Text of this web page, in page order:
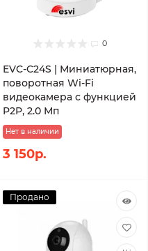
0
EVC-C24S | Миниатюрная,
поворотная Wi-Fi
видеокамера с функцией
P2P, 2.0 Мп
Нет в наличии
3 150р.
Продано